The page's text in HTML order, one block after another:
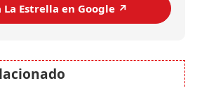
La Estrella en Google ↗️